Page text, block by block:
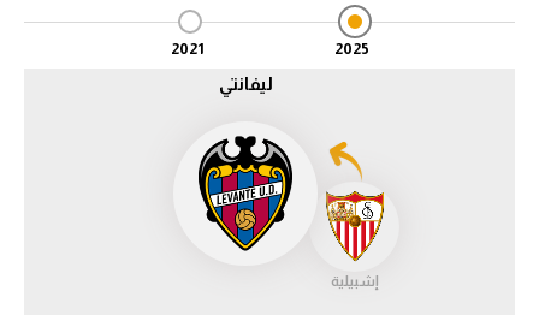
دوري أبطال أوروبا
دوري أبطال إفريقيا
2025
2021
ليفانتي
إشبيلية